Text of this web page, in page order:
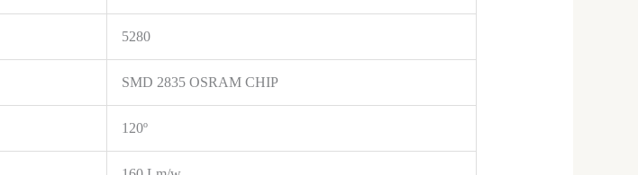
5280
SMD 2835 OSRAM CHIP
120º